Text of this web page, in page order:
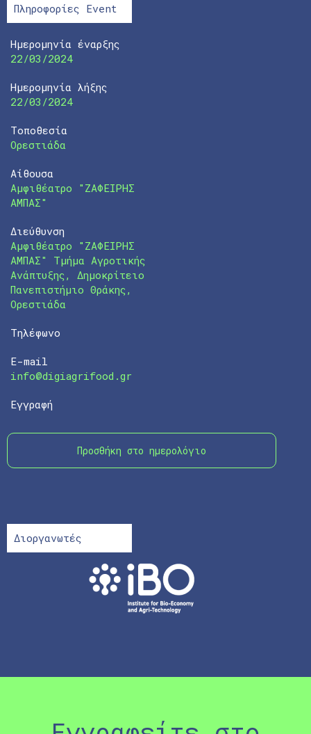
Πληροφορίες Event
Ημερομηνία έναρξης
22/03/2024
Ημερομηνία λήξης
22/03/2024
Τοποθεσία
Ορεστιάδα
Αίθουσα
Αμφιθέατρο "ΖΑΦΕΙΡΗΣ
ΑΜΠΑΣ"
Διεύθυνση
Αμφιθέατρο "ΖΑΦΕΙΡΗΣ
ΑΜΠΑΣ" Τμήμα Αγροτικής
Ανάπτυξης, Δημοκρίτειο
Πανεπιστήμιο Θράκης,
Ορεστιάδα
Τηλέφωνο
E-mail
info@digiagrifood.gr
Εγγραφή
Προσθήκη στο ημερολόγιο
Διοργανωτές